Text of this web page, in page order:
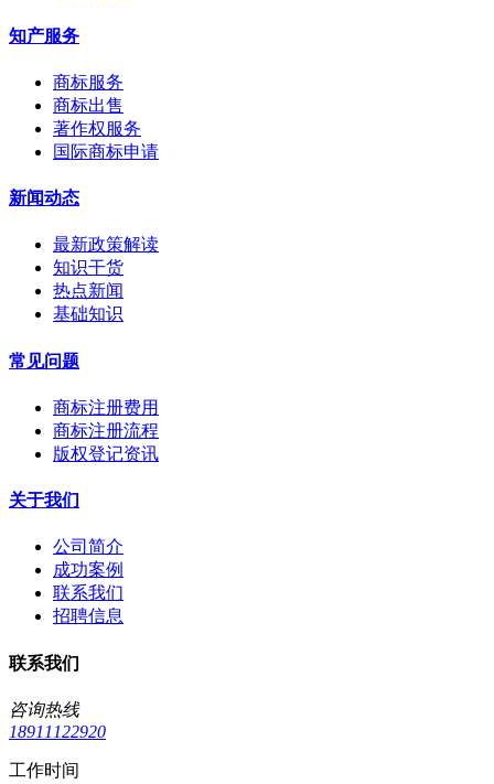
知产服务
商标服务
商标出售
著作权服务
国际商标申请
新闻动态
最新政策解读
知识干货
热点新闻
基础知识
常见问题
商标注册费用
商标注册流程
版权登记资讯
关于我们
公司简介
成功案例
联系我们
招聘信息
联系我们
咨询热线
18911122920
工作时间